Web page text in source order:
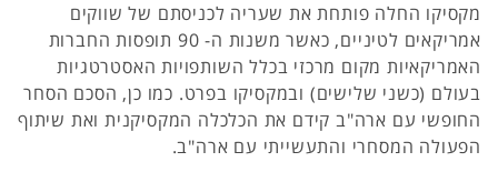
מקסיקו החלה פותחת את שעריה לכניסתם של שווקים
אמריקאים לטיניים, כאשר משנות ה- 90 תופסות החברות
האמריקאיות מקום מרכזי בכלל השותפויות האסטרטגיות
בעולם (כשני שלישים) ובמקסיקו בפרט. כמו כן, הסכם הסחר
החופשי עם ארה"ב קידם את הכלכלה המקסיקנית ואת שיתוף
הפעולה המסחרי והתעשייתי עם ארה"ב.